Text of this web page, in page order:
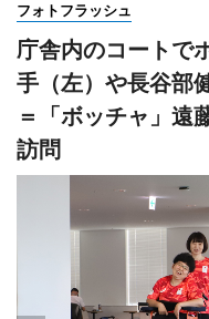
フォトフラッシュ
庁舎内のコートで
手（左）や長谷部
＝「ボッチャ」遠
訪問